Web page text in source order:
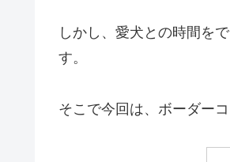
しかし、愛犬との時間を
す。
そこで今回は、ボーダー